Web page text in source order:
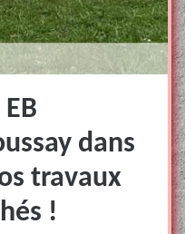
dans
travaux
!